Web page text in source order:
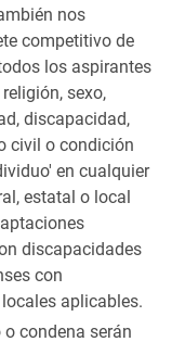
nos
competitivo de
los aspirantes
sexo,
discapacidad,
civil o condición
en cualquier
estatal o local
discapacidades
con
aplicables.
condena serán